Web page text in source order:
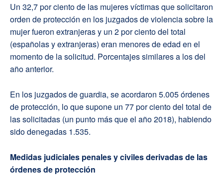
Un 32,7 por ciento de las mujeres víctimas que solicitaron
orden de protección en los juzgados de violencia sobre la
mujer fueron extranjeras y un 2 por ciento del total
(españolas y extranjeras) eran menores de edad en el
momento de la solicitud. Porcentajes similares a los del
año anterior.
En los juzgados de guardia, se acordaron 5.005 órdenes
de protección, lo que supone un 77 por ciento del total de
las solicitadas (un punto más que el año 2018), habiendo
sido denegadas 1.535.
Medidas judiciales penales y civiles derivadas de las
órdenes de protección